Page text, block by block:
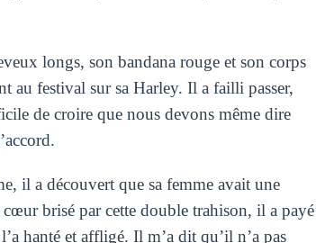
longs, son bandana rouge et son corps
au festival sur sa Harley. Il a failli passer,
de croire que nous devons même dire
il a découvert que sa femme avait une
brisé par cette double trahison, il a payé
hanté et affligé. Il m’a dit qu’il n’a pas